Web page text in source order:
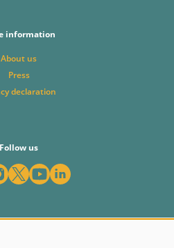
information
About us
Press
declaration
Follow us